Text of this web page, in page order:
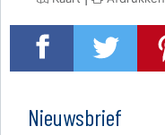
Nieuwsbrief